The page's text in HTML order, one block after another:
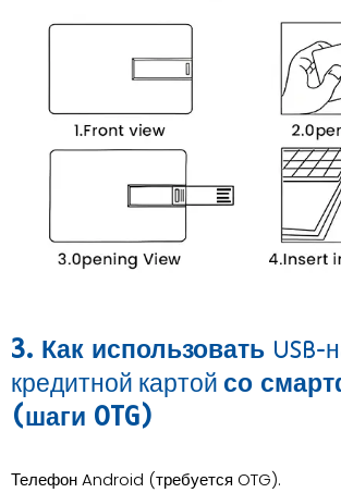
3. Как использовать USB-
кредитной картой со
(шаги OTG)
Телефон Android (требуется OTG).